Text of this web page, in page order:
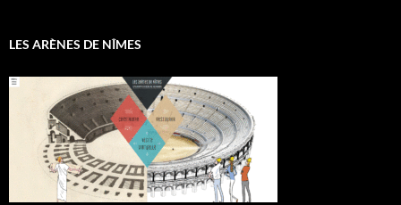
LES ARÈNES DE NÎMES